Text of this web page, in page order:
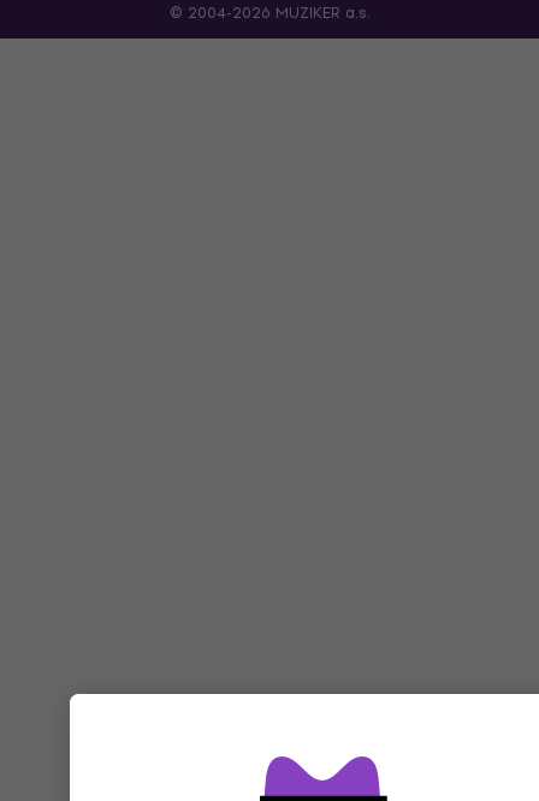
© 2004-2026 MUZIKER a.s.